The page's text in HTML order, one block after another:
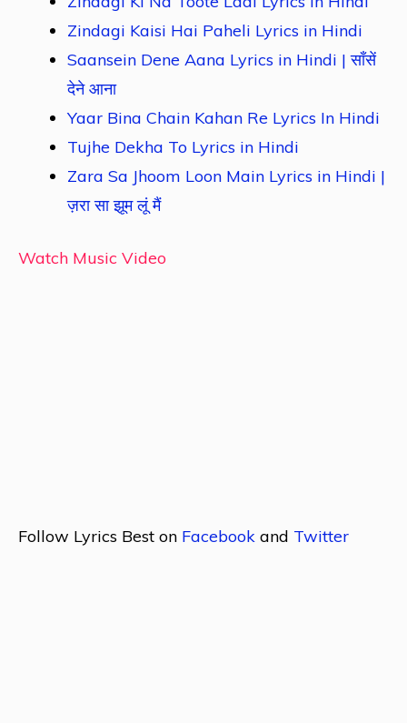
Zindagi Kaisi Hai Paheli Lyrics in Hindi
Saansein Dene Aana Lyrics in Hindi | साँसें
देने आना
Yaar Bina Chain Kahan Re Lyrics In Hindi
Tujhe Dekha To Lyrics in Hindi
Zara Sa Jhoom Loon Main Lyrics in Hindi |
ज़रा सा झूम लूं मैं
Watch Music Video
Follow Lyrics Best on Facebook and Twitter